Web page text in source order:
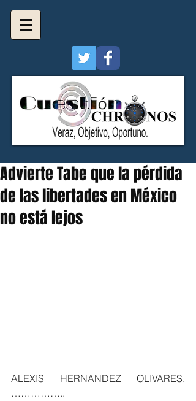
Advierte Tabe que la pérdida
de las libertades en México
no está lejos
ALEXIS HERNANDEZ OLIVARES.
……………..